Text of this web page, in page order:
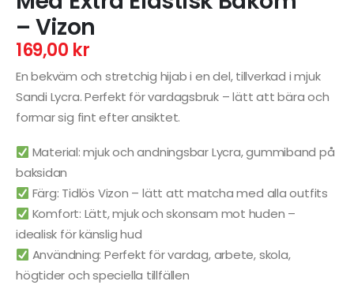
– Vizon
169,00 kr
En bekväm och stretchig hijab i en del, tillverkad i mjuk
Sandi Lycra. Perfekt för vardagsbruk – lätt att bära och
formar sig fint efter ansiktet.
Material: mjuk och andningsbar Lycra, gummiband på
baksidan
Färg: Tidlös Vizon – lätt att matcha med alla outfits
Komfort: Lätt, mjuk och skonsam mot huden –
idealisk för känslig hud
Användning: Perfekt för vardag, arbete, skola,
högtider och speciella tillfällen